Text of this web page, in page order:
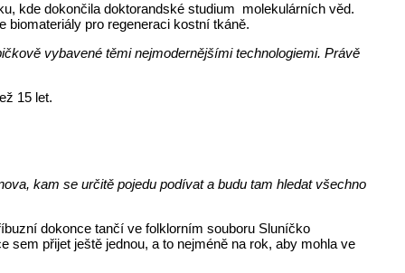
kde dokončila doktorandské studium molekulárních věd.
biomateriály pro regeneraci kostní tkáně.
vybavené těmi nejmodernějšími technologiemi. Právě
15 let.
kam se určitě pojedu podívat a budu tam hledat všechno
dokonce tančí ve folklorním souboru Sluníčko
přijet ještě jednou, a to nejméně na rok, aby mohla ve